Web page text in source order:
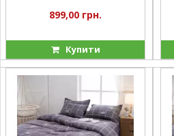
899,00 грн.
Купити